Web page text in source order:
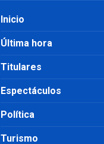
Inicio
Última hora
Titulares
Espectáculos
Política
Turismo